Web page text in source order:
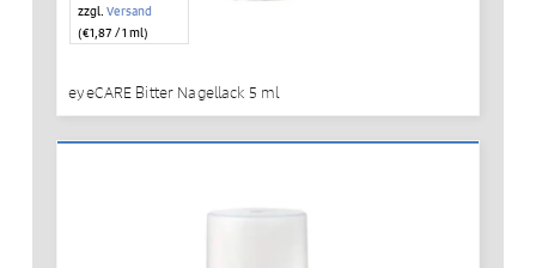
zzgl. Versand
(€1,87 / 1 ml)
eyeCARE Bitter Nagellack 5 ml